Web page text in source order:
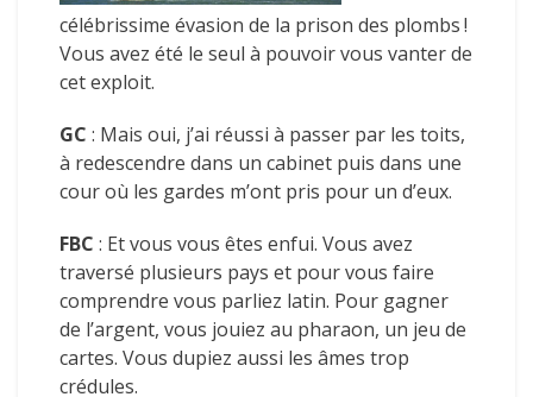
célébrissime évasion de la prison des plombs !
Vous avez été le seul à pouvoir vous vanter de
cet exploit.
GC : Mais oui, j’ai réussi à passer par les toits,
à redescendre dans un cabinet puis dans une
cour où les gardes m’ont pris pour un d’eux.
FBC : Et vous vous êtes enfui. Vous avez
traversé plusieurs pays et pour vous faire
comprendre vous parliez latin. Pour gagner
de l’argent, vous jouiez au pharaon, un jeu de
cartes. Vous dupiez aussi les âmes trop
crédules.